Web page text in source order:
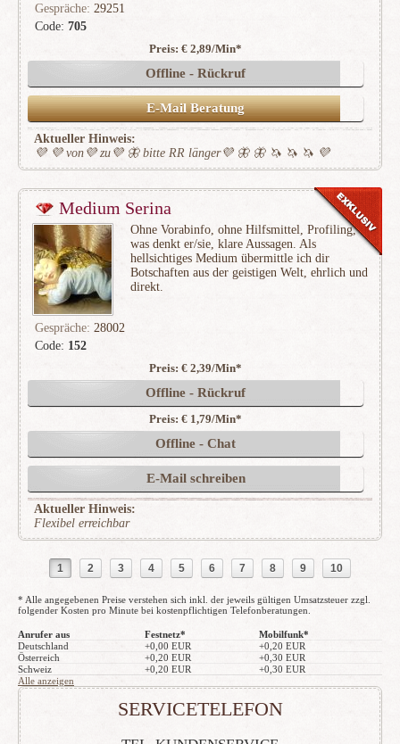
Code: 705
Gespräche: 29251
(9979)
Preis: € 2,89/Min*
Offline - Rückruf
E-Mail Beratung
Aktueller Hinweis:
💜 💜 von💜 zu💜 🦋 bitte RR länger💜 🦋 🦋 🦄 🦄 🦄 💜
Medium Serina
Code: 152
Ohne Vorabinfo, ohne Hilfsmittel, Profiling,
was denkt er/sie, klare Aussagen. Als
hellsichtiges Medium übermittle ich dir
Botschaften aus der geistigen Welt, ehrlich und
direkt.
Gespräche: 28002
(5390)
Preis: € 2,39/Min*
Offline - Rückruf
Preis: € 1,79/Min*
Offline - Chat
E-Mail schreiben
Aktueller Hinweis:
Flexibel erreichbar
1 2 3 4 5 6 7 8 9 10
* Alle angegebenen Preise verstehen sich inkl. der jeweils gültigen Umsatzsteuer zzgl.
folgender Kosten pro Minute bei kostenpflichtigen Telefonberatungen.
Anrufer aus Festnetz*
Mobilfunk*
Deutschland
+0,00 EUR
+0,20 EUR
Österreich
+0,20 EUR
+0,30 EUR
Schweiz
+0,20 EUR
+0,30 EUR
Alle anzeigen
SERVICETELEFON